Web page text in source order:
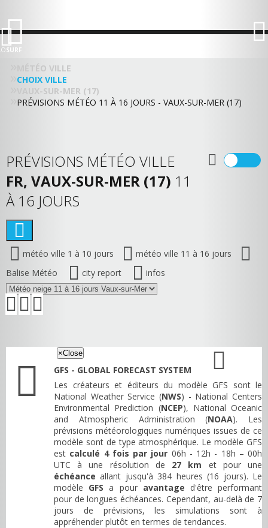
SURF
MÉTÉO VILLE
CHOIX VILLE
VAUX-SUR-MER (17)
PRÉVISIONS MÉTÉO 11 À 16 JOURS - VAUX-SUR-MER (17)
PRÉVISIONS MÉTÉO VILLE
FR, VAUX-SUR-MER (17) 11
À 16 JOURS
météo ville 1 à 10 jours
météo ville 11 à 16 jours
Balise Météo
city report infos
×Close
GFS - GLOBAL FORECAST SYSTEM
Les créateurs et éditeurs du modèle GFS sont le
National Weather Service (NWS) - National Centers
Environmental Prediction (NCEP), National Oceanic
and Atmospheric Administration (NOAA). Les
prévisions météorologiques numériques issues de ce
modèle sont de type atmosphérique. Le modèle GFS
est calculé 4 fois par jour 06h - 12h - 18h – 00h
UTC à une résolution de 27 km et pour une
échéance allant jusqu'à 384 heures (16 jours). Le
modèle GFS a pour avantage d'être performant
pour de longues échéances. Cependant, au-delà de 7
jours de prévisions, les simulations sont à
appréhender plutôt en termes de tendances.